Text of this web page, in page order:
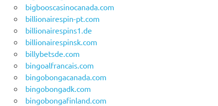
bigbooscasinocanada.com
billionairespin-pt.com
billionairespins1.de
billionairespinsk.com
billybetsde.com
bingoalfrancais.com
bingobongacanada.com
bingobongadk.com
bingobongafinland.com